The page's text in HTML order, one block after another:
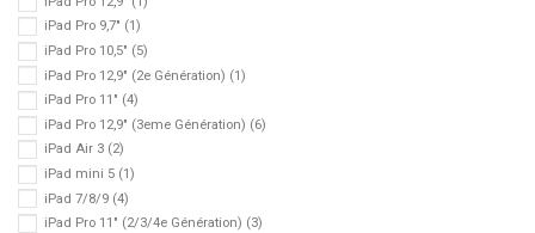
iPad Pro 9,7" (1)
iPad Pro 10,5" (5)
iPad Pro 12,9" (2e Génération) (1)
iPad Pro 11" (4)
iPad Pro 12,9" (3eme Génération) (6)
iPad Air 3 (2)
iPad mini 5 (1)
iPad 7/8/9 (4)
iPad Pro 11" (2/3/4e Génération) (3)